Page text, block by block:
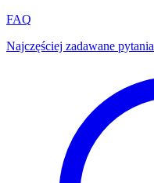
FAQ
Najczęściej zadawane pytania